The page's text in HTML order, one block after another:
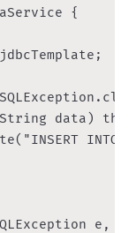
{
data)
INTO
e,